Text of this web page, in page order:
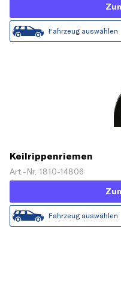
Fahrzeug auswählen
Keilrippenriemen
Art.-Nr. 1810-14806
Fahrzeug auswählen